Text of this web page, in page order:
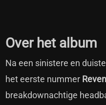
Over het album
Na een sinistere en
het eerste nummer
breakdownachtige